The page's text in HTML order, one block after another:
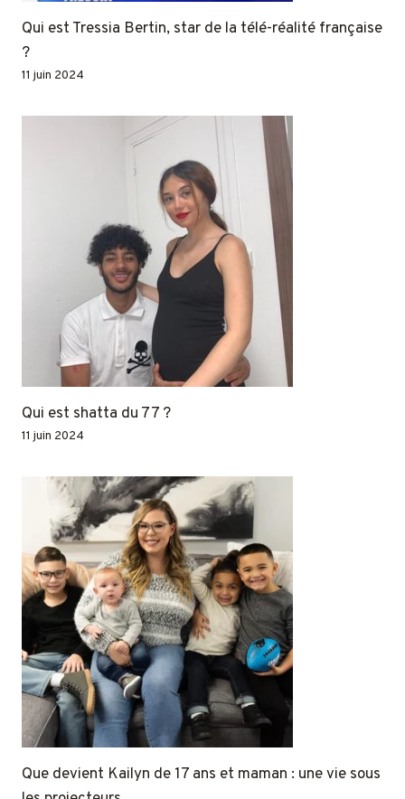
Qui est Tressia Bertin, star de la télé-réalité française
?
11 juin 2024
Qui est shatta du 77 ?
11 juin 2024
Que devient Kailyn de 17 ans et maman : une vie sous